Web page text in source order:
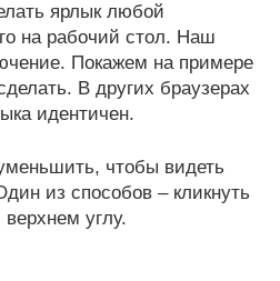
ярлык любой
на рабочий стол. Наш
Покажем на примере
В других браузерах
идентичен.
чтобы видеть
из способов – кликнуть
углу.